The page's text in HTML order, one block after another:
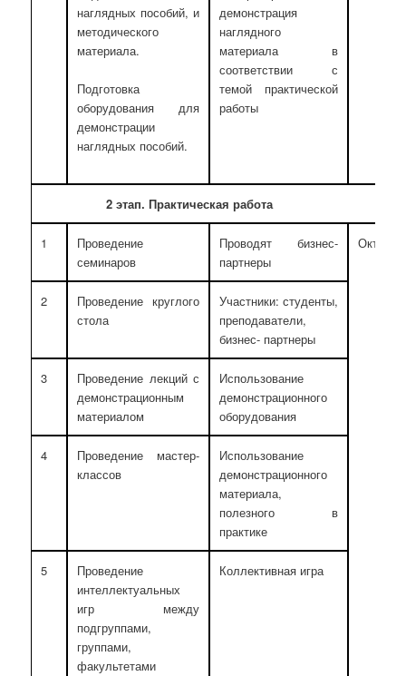
наглядных пособий, и
методического
материала.
Подготовка
оборудования для
демонстрации
наглядных пособий.
демонстрация
наглядного
материала в
соответствии с
темой практической
работы
2 этап. Практическая работа
1
Проведение
семинаров
Проводят бизнес-
партнеры
2
Проведение круглого
стола
Участники: студенты,
преподаватели,
бизнес- партнеры
3
Проведение лекций с
демонстрационным
материалом
Использование
демонстрационного
оборудования
4
Проведение мастер-
классов
Использование
демонстрационного
материала,
полезного в
практике
5
Проведение
интеллектуальных
игр между
подгруппами,
группами,
факультетами
Коллективная игра